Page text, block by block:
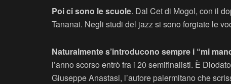
Poi ci sono le scuole. Dal Cet di Mogol, con il
Tananai. Negli studi del jazz si sono forgiate le
Naturalmente s’introducono sempre i “mi
l’anno scorso entrò fra i 20 semifinalisti. È
Giuseppe Anastasi, l’autore palermitano che